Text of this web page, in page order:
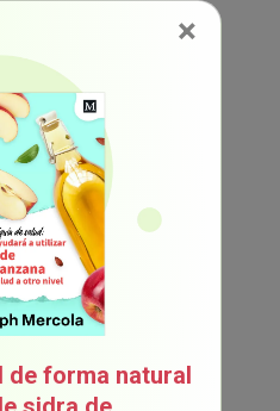
podría tener una
menor
contra las
una respuesta menor
el tétanos y la
demuestra la
provocar una
que incrementa el
tener una relación
×
de forma natural